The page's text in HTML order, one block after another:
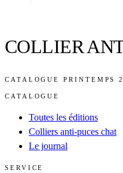
COLLIER
CATALOGUE PRINTEMPS
CATALOGUE
Toutes les éditions
Colliers anti-puces chat
Le journal
SERVICE